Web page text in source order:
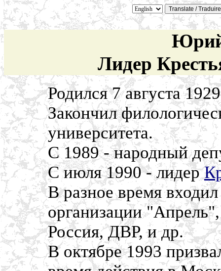
Лидер
Родился 7 августа
Закончил
университета.
С 1989 - народный
С июля 1990 - лидер
В разное время
организации
Россия, ДВР, и др.
В октябре 1993